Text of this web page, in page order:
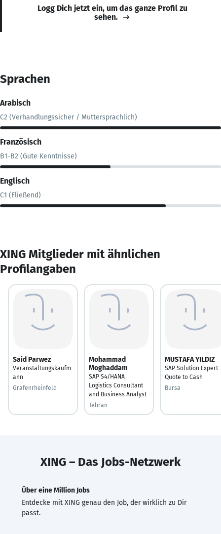
Logg Dich jetzt ein, um das ganze Profil zu
sehen.
Sprachen
Arabisch
C2 (Verhandlungssicher / Muttersprachlich)
Französisch
B1-B2 (Gute Kenntnisse)
Englisch
C1 (Fließend)
XING Mitglieder mit ähnlichen
Profilangaben
Said Parwez
Veranstaltungskaufm
ann
Grafenrheinfeld
Mohammad
Moghaddam
SAP S4/HANA
Logistics Consultant
and Business Analyst
Tehran
MUSTAFA YILDIZ
SAP Solution Expert
Quote to Cash
Bursa
XING – Das Jobs-Netzwerk
Über eine Million Jobs
Entdecke mit XING genau den Job, der wirklich zu Dir
passt.